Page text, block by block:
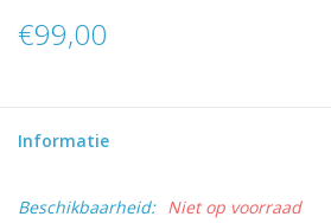
€99,00
Informatie
Beschikbaarheid: Niet op voorraad